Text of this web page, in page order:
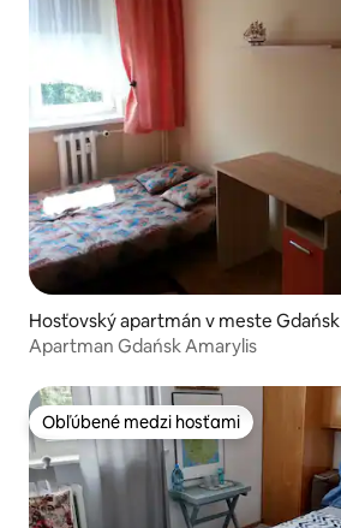
Hosťovský apartmán v meste Gdańsk
Apartman Gdańsk Amarylis
Obľúbené medzi hosťami
Obľúbené medzi hosťami